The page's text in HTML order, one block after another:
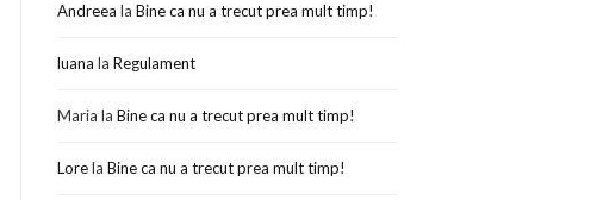
Andreea laBine ca nu a trecut prea mult timp!
luana laRegulament
Maria laBine ca nu a trecut prea mult timp!
LorelaBine ca nu a trecut prea mult timp!